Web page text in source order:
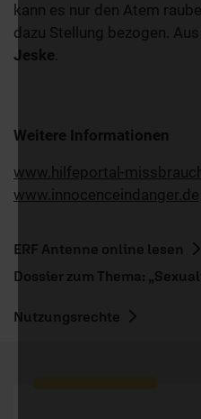
kann es nur den Atem
dazu Stellung bezogen.
Jeske
Weitere Informationen
www.hilfeportal-
www.innocenceindanger.de
ERF Antenne online lesen
Dossier zum Thema:
Nutzungsrechte